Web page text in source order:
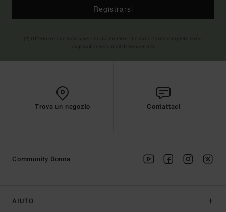
Registrarsi
Trova un negozio Contattaci
AIUTO
Community Donna